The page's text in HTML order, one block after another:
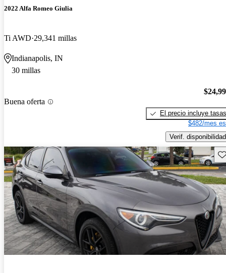
2022 Alfa Romeo Giulia
Ti AWD 29,341 millas
Indianapolis, IN
30 millas
Buena oferta
El precio incluye tasas
$482/mes
Verif. disponibilidad